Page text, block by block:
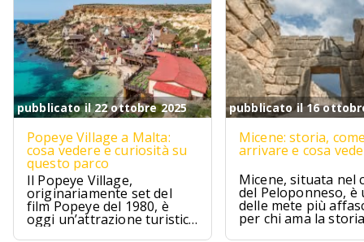
pubblicato il 22 ottobre 2025
Popeye Village a Malta:
cosa vedere e curiosità su
questo parco
Il Popeye Village,
originariamente set del
film Popeye del 1980, è
oggi un’attrazione turistica
ad Anchor Bay, Malta.
pubblicato il 16
Micene: storia,
arrivare e cosa
Micene, situata nel
del Peloponneso, è
delle mete più
per chi ama la
l’archeologia.